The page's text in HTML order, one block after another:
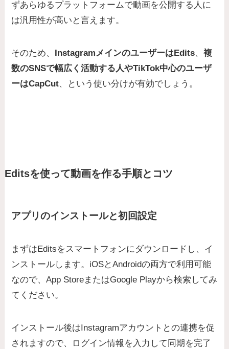
ずあらゆるプラットフォームで動画を公開する人に
は汎用性が高いと言えます。
そのため、 InstagramメインのユーザーはEdits、複
数のSNSで幅広く活動する人やTikTok中心のユーザ
ーはCapCut、という使い分けが有効でしょう。
Editsを使って動画を作る手順とコツ
アプリのインストールと初回設定
まずはEditsをスマートフォンにダウンロードし、イ
ンストールします。iOSとAndroidの両方で利用可能
なので、App StoreまたはGoogle Playから検索してみ
てください。
インストール後はInstagramアカウントとの連携を促
されますので、ログイン情報を入力して同期を完了